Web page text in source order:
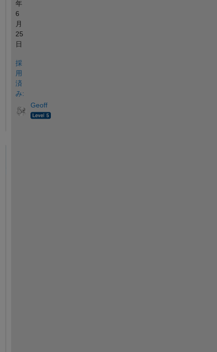
年
6
月
25
日
採
用
済
み:
Geoff